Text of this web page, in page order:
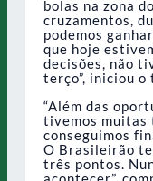
bolas na zona
cruzamentos,
podemos
que hoje
decisões, não
terço”, iniciou o
“Além das
tivemos muitas
conseguimos
O Brasileirão
três pontos.